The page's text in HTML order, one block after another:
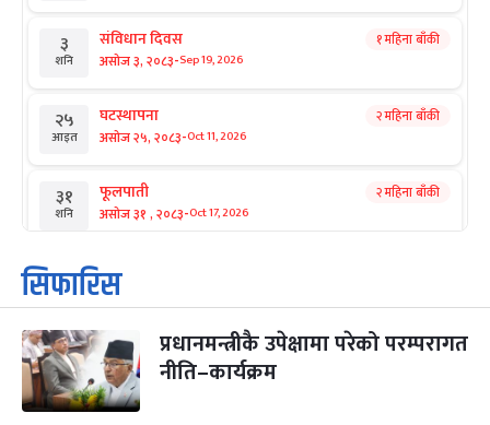
३
शनि
संविधान दिवस
असोज ३, २०८३-Sep 19, 2026
१ महिना बाँकी
२५
आइत
घटस्थापना
असोज २५, २०८३-Oct 11, 2026
२ महिना बाँकी
३१
शनि
फूलपाती
असोज ३१ , २०८३-Oct 17, 2026
२ महिना बाँकी
१
आइत
कार्तिक सङ्क्रान्ति
कार्तिक १, २०८३
३
मंगल
महानवमी
कार्तिक ३, २०८३-Oct 20, 2026
२ महिना बाँकी
सिफारिस
प्रधानमन्त्रीकै उपेक्षामा परेको परम्परागत
नीति–कार्यक्रम